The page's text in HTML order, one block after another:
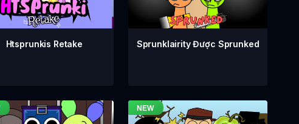
Htsprunkis Retake Sprunklairity Được Sprunked